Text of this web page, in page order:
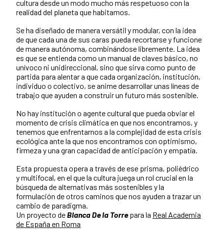
cultura desde un modo mucho más respetuoso con la
realidad del planeta que habitamos.
Se ha diseñado de manera versátil y modular, con la idea
de que cada una de sus caras pueda recortarse y funcione
de manera autónoma, combinándose libremente. La idea
es que se entienda como un manual de claves básico, no
unívoco ni unidireccional, sino que sirva como punto de
partida para alentar a que cada organización, institución,
individuo o colectivo, se anime desarrollar unas líneas de
trabajo que ayuden a construir un futuro más sostenible.
No hay institución o agente cultural que pueda obviar el
momento de crisis climática en que nos encontramos, y
tenemos que enfrentarnos a la complejidad de esta crisis
ecológica ante la que nos encontramos con optimismo,
firmeza y una gran capacidad de anticipación y empatía.
Esta propuesta opera a través de ese prisma, poliédrico
y multifocal, en el que la cultura juega un rol crucial en la
búsqueda de alternativas más sostenibles y la
formulación de otros caminos que nos ayuden a trazar un
cambio de paradigma.
Un proyecto deBlanca De la Torre para la Real Academia
de España en Roma